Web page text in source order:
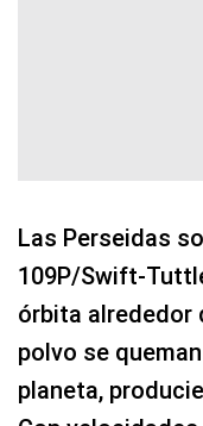
Las Perseidas
109P/Swift-
órbita alrededor
polvo se
planeta,